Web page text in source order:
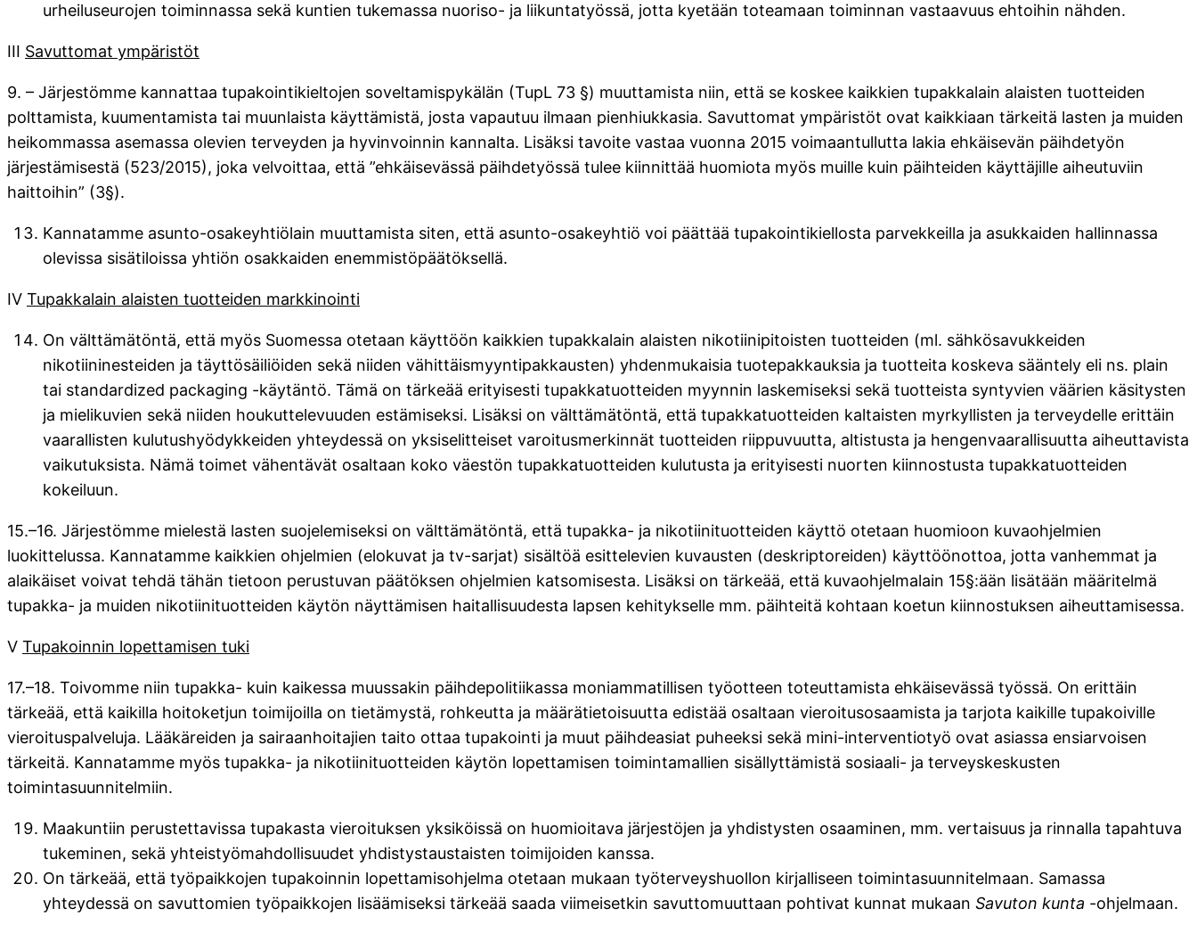
urheiluseurojen toiminnassa sekä kuntien tukemassa nuoriso- ja liikuntatyössä, jotta kyetään toteamaan toiminnan vastaavuus ehtoihin nähden.
III Savuttomat ympäristöt
9. – Järjestömme kannattaa tupakointikieltojen soveltamispykälän (TupL 73 §) muuttamista niin, että se koskee kaikkien tupakkalain alaisten tuotteiden
polttamista, kuumentamista tai muunlaista käyttämistä, josta vapautuu ilmaan pienhiukkasia. Savuttomat ympäristöt ovat kaikkiaan tärkeitä lasten ja muiden
heikommassa asemassa olevien terveyden ja hyvinvoinnin kannalta. Lisäksi tavoite vastaa vuonna 2015 voimaantullutta lakia ehkäisevän päihdetyön
järjestämisestä (523/2015), joka velvoittaa, että ”ehkäisevässä päihdetyössä tulee kiinnittää huomiota myös muille kuin päihteiden käyttäjille aiheutuviin
haittoihin” (3§).
Kannatamme asunto-osakeyhtiölain muuttamista siten, että asunto-osakeyhtiö voi päättää tupakointikiellosta parvekkeilla ja asukkaiden hallinnassa
olevissa sisätiloissa yhtiön osakkaiden enemmistöpäätöksellä.
IV Tupakkalain alaisten tuotteiden markkinointi
On välttämätöntä, että myös Suomessa otetaan käyttöön kaikkien tupakkalain alaisten nikotiinipitoisten tuotteiden (ml. sähkösavukkeiden
nikotiininesteiden ja täyttösäiliöiden sekä niiden vähittäismyyntipakkausten) yhdenmukaisia tuotepakkauksia ja tuotteita koskeva sääntely eli ns. plain
tai standardized packaging -käytäntö. Tämä on tärkeää erityisesti tupakkatuotteiden myynnin laskemiseksi sekä tuotteista syntyvien väärien käsitysten
ja mielikuvien sekä niiden houkuttelevuuden estämiseksi. Lisäksi on välttämätöntä, että tupakkatuotteiden kaltaisten myrkyllisten ja terveydelle erittäin
vaarallisten kulutushyödykkeiden yhteydessä on yksiselitteiset varoitusmerkinnät tuotteiden riippuvuutta, altistusta ja hengenvaarallisuutta aiheuttavista
vaikutuksista. Nämä toimet vähentävät osaltaan koko väestön tupakkatuotteiden kulutusta ja erityisesti nuorten kiinnostusta tupakkatuotteiden
kokeiluun.
15.–16. Järjestömme mielestä lasten suojelemiseksi on välttämätöntä, että tupakka- ja nikotiinituotteiden käyttö otetaan huomioon kuvaohjelmien
luokittelussa. Kannatamme kaikkien ohjelmien (elokuvat ja tv-sarjat) sisältöä esittelevien kuvausten (deskriptoreiden) käyttöönottoa, jotta vanhemmat ja
alaikäiset voivat tehdä tähän tietoon perustuvan päätöksen ohjelmien katsomisesta. Lisäksi on tärkeää, että kuvaohjelmalain 15§:ään lisätään määritelmä
tupakka- ja muiden nikotiinituotteiden käytön näyttämisen haitallisuudesta lapsen kehitykselle mm. päihteitä kohtaan koetun kiinnostuksen aiheuttamisessa.
V Tupakoinnin lopettamisen tuki
17.–18. Toivomme niin tupakka- kuin kaikessa muussakin päihdepolitiikassa moniammatillisen työotteen toteuttamista ehkäisevässä työssä. On erittäin
tärkeää, että kaikilla hoitoketjun toimijoilla on tietämystä, rohkeutta ja määrätietoisuutta edistää osaltaan vieroitusosaamista ja tarjota kaikille tupakoiville
vieroituspalveluja. Lääkäreiden ja sairaanhoitajien taito ottaa tupakointi ja muut päihdeasiat puheeksi sekä mini-interventiotyö ovat asiassa ensiarvoisen
tärkeitä. Kannatamme myös tupakka- ja nikotiinituotteiden käytön lopettamisen toimintamallien sisällyttämistä sosiaali- ja terveyskeskusten
toimintasuunnitelmiin.
Maakuntiin perustettavissa tupakasta vieroituksen yksiköissä on huomioitava järjestöjen ja yhdistysten osaaminen, mm. vertaisuus ja rinnalla tapahtuva
tukeminen, sekä yhteistyömahdollisuudet yhdistystaustaisten toimijoiden kanssa.
On tärkeää, että työpaikkojen tupakoinnin lopettamisohjelma otetaan mukaan työterveyshuollon kirjalliseen toimintasuunnitelmaan. Samassa
yhteydessä on savuttomien työpaikkojen lisäämiseksi tärkeää saada viimeisetkin savuttomuuttaan pohtivat kunnat mukaan Savuton kunta -ohjelmaan.